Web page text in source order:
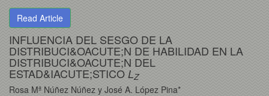
Read Article
INFLUENCIA DEL SESGO DE LA
DISTRIBUCI&OACUTE;N DE HABILIDAD EN LA
DISTRIBUCI&OACUTE;N DEL
ESTAD&IACUTE;STICO LZ
Rosa Mª Núñez Núñez y José A. López Pina*